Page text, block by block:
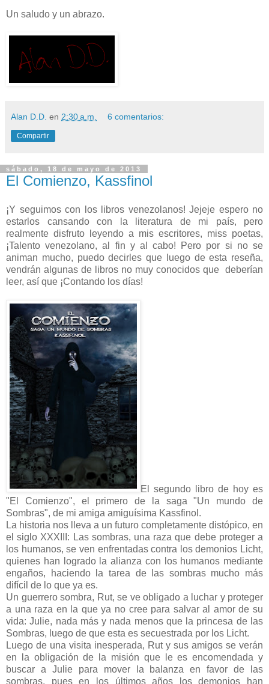
Un saludo y un abrazo.
Alan D.D. en 2:30 a.m. 6 comentarios:
Compartir
sábado, 18 de mayo de 2013
El Comienzo, Kassfinol
¡Y seguimos con los libros venezolanos! Jejeje espero no
estarlos cansando con la literatura de mi país, pero
realmente disfruto leyendo a mis escritores, miss poetas,
¡Talento venezolano, al fin y al cabo! Pero por si no se
animan mucho, puedo decirles que luego de esta reseña,
vendrán algunas de libros no muy conocidos que deberían
leer, así que ¡Contando los días!
El segundo libro de hoy es
"El Comienzo", el primero de la saga "Un mundo de
Sombras", de mi amiga amiguísima Kassfinol.
La historia nos lleva a un futuro completamente distópico, en
el siglo XXXIII: Las sombras, una raza que debe proteger a
los humanos, se ven enfrentadas contra los demonios Licht,
quienes han logrado la alianza con los humanos mediante
engaños, haciendo la tarea de las sombras mucho más
difícil de lo que ya es.
Un guerrero sombra, Rut, se ve obligado a luchar y proteger
a una raza en la que ya no cree para salvar al amor de su
vida: Julie, nada más y nada menos que la princesa de las
Sombras, luego de que esta es secuestrada por los Licht.
Luego de una visita inesperada, Rut y sus amigos se verán
en la obligación de la misión que le es encomendada y
buscar a Julie para mover la balanza en favor de las
sombras, pues en los últimos años los demonios han